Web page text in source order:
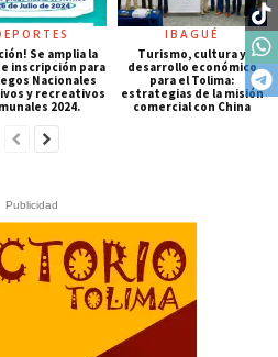
Se amplia la
inscripción para
Nacionales
y recreativos
2024.
IBAGUÉ
Turismo, cultura y
desarrollo económico
para el Tolima:
estrategias de la misión
comercial con China
Publicidad